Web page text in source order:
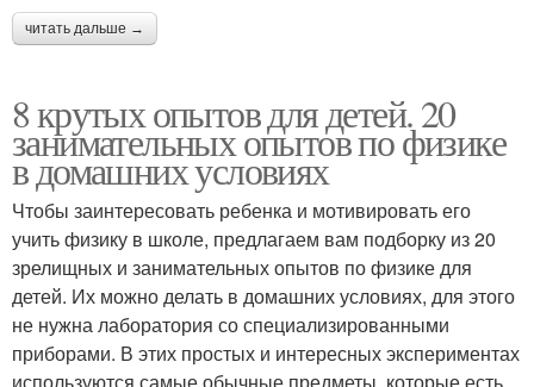
читать дальше →
8 крутых опытов для детей. 20
занимательных опытов по физике
в домашних условиях
Чтобы заинтересовать ребенка и мотивировать его
учить физику в школе, предлагаем вам подборку из 20
зрелищных и занимательных опытов по физике для
детей. Их можно делать в домашних условиях, для этого
не нужна лаборатория со специализированными
приборами. В этих простых и интересных экспериментах
используются самые обычные предметы, которые есть